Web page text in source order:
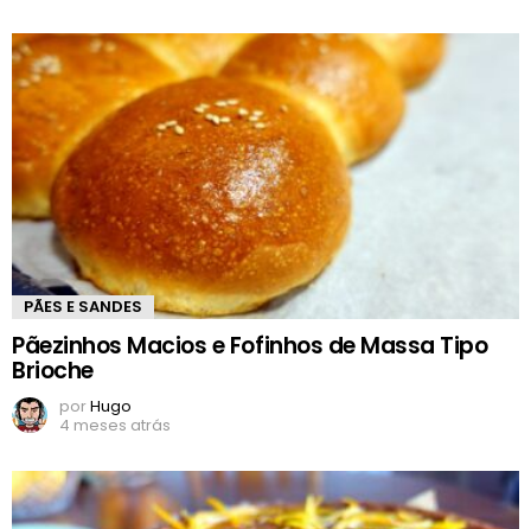
PÃES E SANDES
Pãezinhos Macios e Fofinhos de Massa Tipo
Brioche
porHugo
4 meses atrás